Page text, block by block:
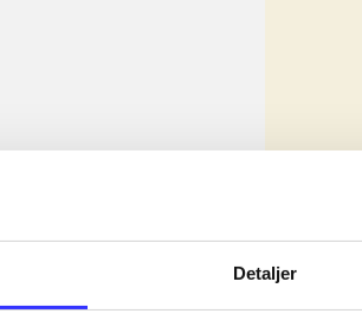
Detaljer
sit amet ...
sit amet ...